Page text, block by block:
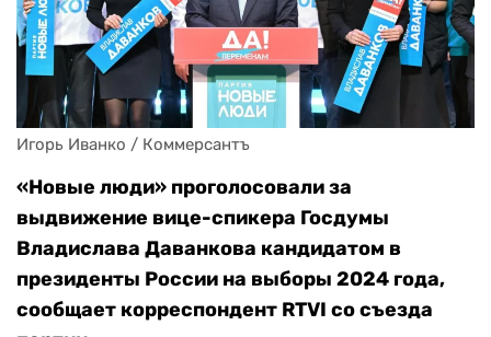
Игорь Иванко / Коммерсантъ
«Новые люди» проголосовали за
выдвижение вице-спикера Госдумы
Владислава Даванкова кандидатом в
президенты России на выборы 2024 года,
сообщает корреспондент RTVI со съезда